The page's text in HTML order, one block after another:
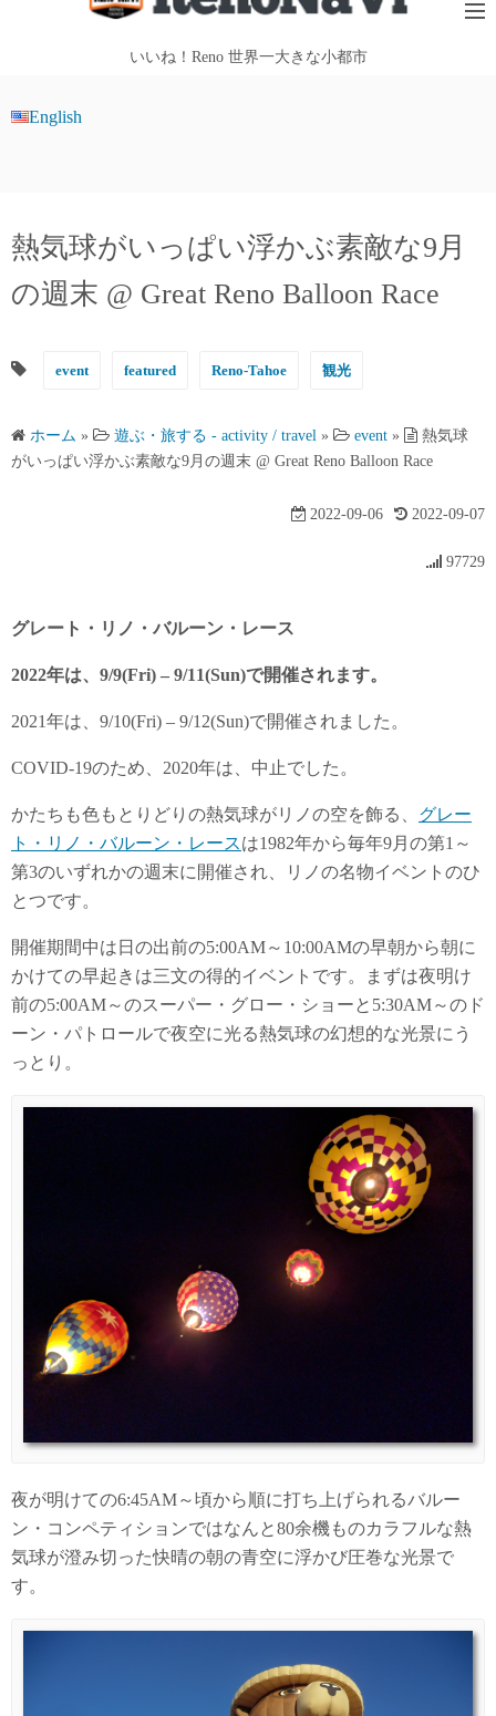
いいね！Reno 世界一大きな小都市
English
熱気球がいっぱい浮かぶ素敵な9月
の週末 @ Great Reno Balloon Race
event featured Reno-Tahoe 観光
ホーム » 遊ぶ・旅する - activity / travel » event »
熱気球
がいっぱい浮かぶ素敵な9月の週末 @ Great Reno Balloon Race
2022-09-06 2022-09-07
97729
グレート・リノ・バルーン・レース
2022年は、9/9(Fri) – 9/11(Sun)で開催されます。
2021年は、9/10(Fri) – 9/12(Sun)で開催されました。
COVID-19のため、2020年は、中止でした。
かたちも色もとりどりの熱気球がリノの空を飾る、 グレー
ト・リノ・バルーン・レースは1982年から毎年9月の第1～
第3のいずれかの週末に開催され、リノの名物イベントのひ
とつです。
開催期間中は日の出前の5:00AM～10:00AMの早朝から朝に
かけての早起きは三文の得的イベントです。まずは夜明け
前の5:00AM～のスーパー・グロー・ショーと5:30AM～のド
ーン・パトロールで夜空に光る熱気球の幻想的な光景にう
っとり。
夜が明けての6:45AM～頃から順に打ち上げられるバルー
ン・コンペティションではなんと80余機ものカラフルな熱
気球が澄み切った快晴の朝の青空に浮かび圧巻な光景で
す。